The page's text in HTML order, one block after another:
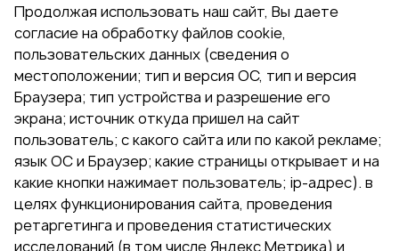
Продолжая использовать наш сайт, Вы даете
согласие на обработку файлов cookie,
пользовательских данных (сведения о
местоположении; тип и версия ОС, тип и версия
Браузера; тип устройства и разрешение его
экрана; источник откуда пришел на сайт
пользователь; с какого сайта или по какой рекламе;
язык ОС и Браузер; какие страницы открывает и на
какие кнопки нажимает пользователь; ip-адрес). в
целях функционирования сайта, проведения
ретаргетинга и проведения статистических
исследований (в том числе Яндекс.Метрика) и